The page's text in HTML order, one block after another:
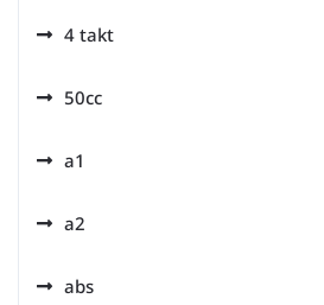
4 takt
50cc
a1
a2
abs